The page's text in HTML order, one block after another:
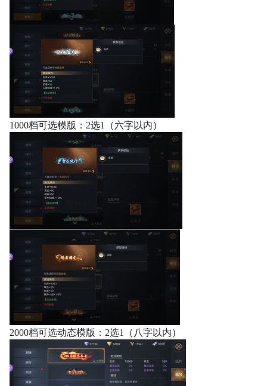
1000档可选模版：2选1（六字以内）
2000档可选动态模版：2选1（八字以内）